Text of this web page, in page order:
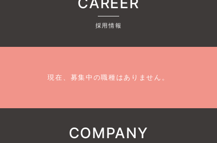
採用情報
現在、募集中の職種はありません。
COMPANY